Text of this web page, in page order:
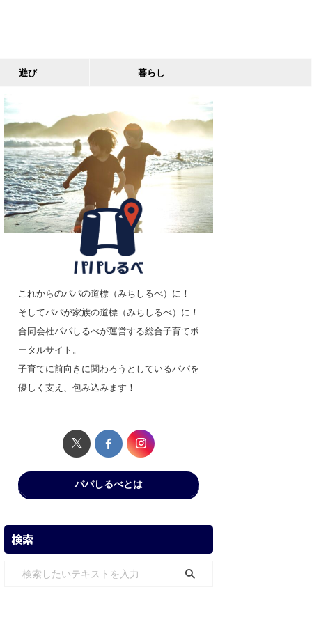
遊び 暮らし
これからのパパの道標（みちしるべ）に！
そしてパパが家族の道標（みちしるべ）に！
合同会社パパしるべが運営する総合子育てポ
ータルサイト。
子育てに前向きに関わろうとしているパパを
優しく支え、包み込みます！
パパしるべとは
検索